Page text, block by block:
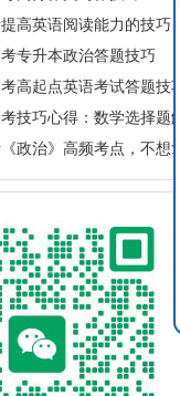
高英语阅读能力的技巧
专升本政治答题技巧
高起点英语考试答题技巧
技巧心得：数学选择题解
政治》高频考点，不想拿